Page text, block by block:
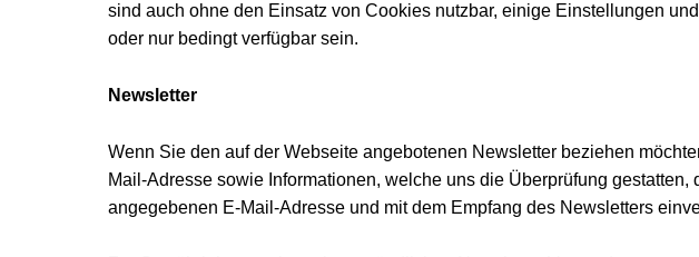
sind auch ohne den Einsatz von Cookies nutzbar, einige Einstellungen
oder nur bedingt verfügbar sein.
Newsletter
Wenn Sie den auf der Webseite angebotenen Newsletter beziehen
Mail-Adresse sowie Informationen, welche uns die Überprüfung gestatten,
angegebenen E-Mail-Adresse und mit dem Empfang des Newsletters